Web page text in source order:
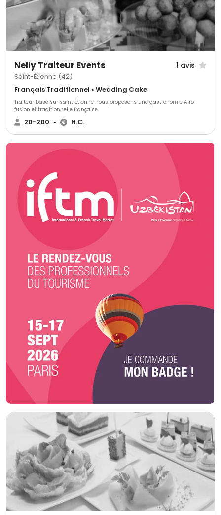
Nelly Traiteur Events 1 avis
Saint-Étienne (42)
Français Traditionnel • Wedding Cake
Traiteur basé sur saint Étienne nous proposons une gastronomie Afro
fusion et traditionnelle française.
20-200 • N.C.